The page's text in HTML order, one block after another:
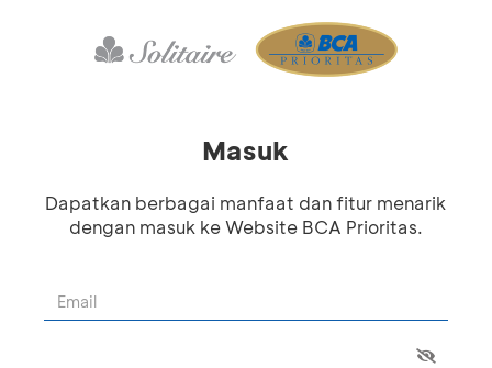
Masuk
Dapatkan berbagai manfaat dan fitur menarik
dengan masuk ke Website BCA Prioritas.